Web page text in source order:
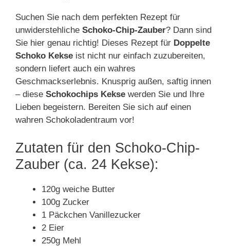
Suchen Sie nach dem perfekten Rezept für
unwiderstehliche Schoko-Chip-Zauber? Dann sind
Sie hier genau richtig! Dieses Rezept für Doppelte
Schoko Kekse ist nicht nur einfach zuzubereiten,
sondern liefert auch ein wahres
Geschmackserlebnis. Knusprig außen, saftig innen
– diese Schokochips Kekse werden Sie und Ihre
Lieben begeistern. Bereiten Sie sich auf einen
wahren Schokoladentraum vor!
Zutaten für den Schoko-Chip-
Zauber (ca. 24 Kekse):
120g weiche Butter
100g Zucker
1 Päckchen Vanillezucker
2 Eier
250g Mehl